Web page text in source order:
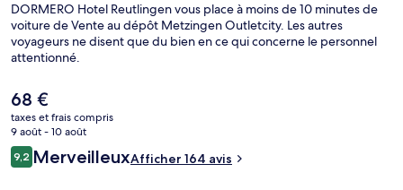
Chambre Double | Salle de bain |
DORMERO Hotel Reutlingen vous place à moins de 10 minutes de
voiture de Vente au dépôt Metzingen Outletcity. Les autres
voyageurs ne disent que du bien en ce qui concerne le personnel
attentionné.
Le
prix
actuel
est
de
68 €
taxes et frais compris
9 août - 10 août
Avis
voyageurs
9,29,2 sur 10
MerveilleuxAfficher 164 avis